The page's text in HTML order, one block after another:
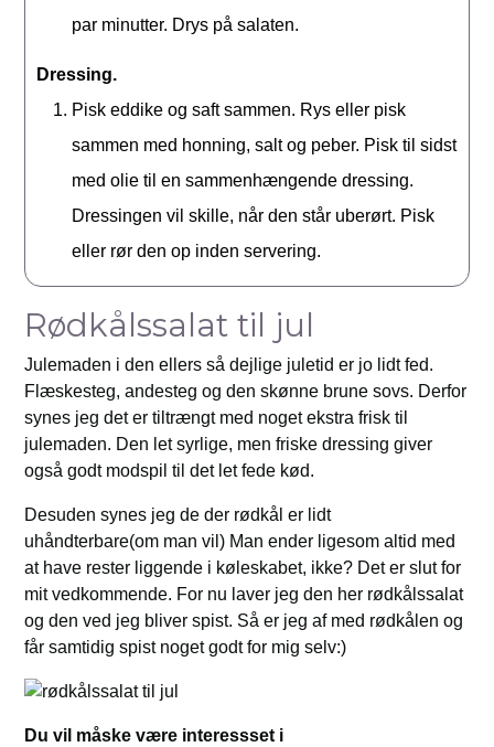
par minutter. Drys på salaten.
Dressing.
Pisk eddike og saft sammen. Rys eller pisk
sammen med honning, salt og peber. Pisk til sidst
med olie til en sammenhængende dressing.
Dressingen vil skille, når den står uberørt. Pisk
eller rør den op inden servering.
Rødkålssalat til jul
Julemaden i den ellers så dejlige juletid er jo lidt fed.
Flæskesteg, andesteg og den skønne brune sovs. Derfor
synes jeg det er tiltrængt med noget ekstra frisk til
julemaden. Den let syrlige, men friske dressing giver
også godt modspil til det let fede kød.
Desuden synes jeg de der rødkål er lidt
uhåndterbare(om man vil) Man ender ligesom altid med
at have rester liggende i køleskabet, ikke? Det er slut for
mit vedkommende. For nu laver jeg den her rødkålssalat
og den ved jeg bliver spist. Så er jeg af med rødkålen og
får samtidig spist noget godt for mig selv:)
Du vil måske være interessset i